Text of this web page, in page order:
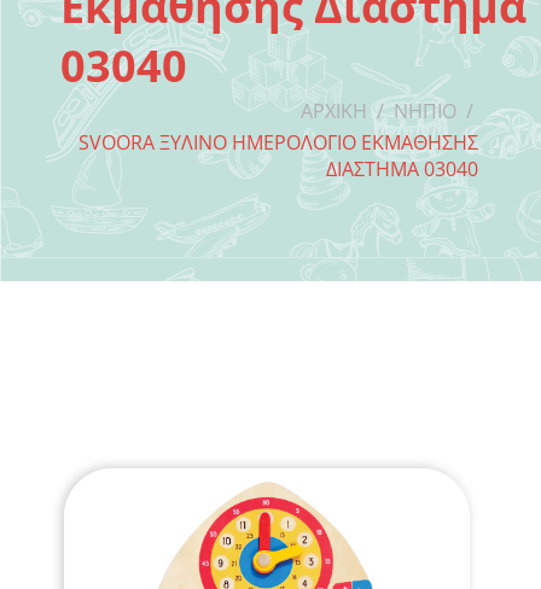
03040
ΑΡΧΙΚΉ / ΝΉΠΙΟ /
SVOORA ΞΎΛΙΝΟ ΗΜΕΡΟΛΌΓΙΟ ΕΚΜΆΘΗΣΗΣ
ΔΙΆΣΤΗΜΑ 03040